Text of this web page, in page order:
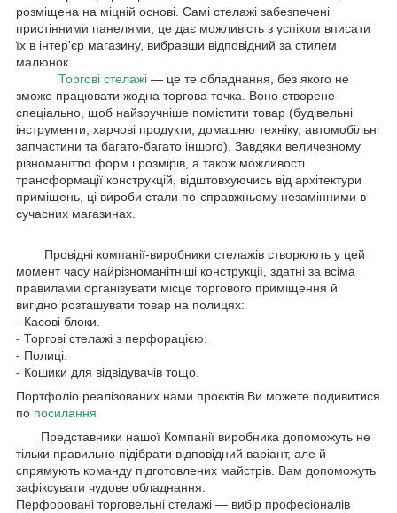
розміщена на міцній основі. Самі стелажі забезпечені
пристінними панелями, це дає можливість з успіхом вписати
їх в інтер'єр магазину, вибравши відповідний за стилем
малюнок.
Торгові стелажі — це те обладнання, без якого не
зможе працювати жодна торгова точка. Воно створене
спеціально, щоб найзручніше помістити товар (будівельні
інструменти, харчові продукти, домашню техніку, автомобільні
запчастини та багато-багато іншого). Завдяки величезному
різноманіттю форм і розмірів, а також можливості
трансформації конструкцій, відштовхуючись від архітектури
приміщень, ці вироби стали по-справжньому незамінними в
сучасних магазинах.
Провідні компанії-виробники стелажів створюють у цей
момент часу найрізноманітніші конструкції, здатні за всіма
правилами організувати місце торгового приміщення й
вигідно розташувати товар на полицях:
- Касові блоки.
- Торгові стелажі з перфорацією.
- Полиці.
- Кошики для відвідувачів тощо.
Портфоліо реалізованих нами проєктів Ви можете подивитися
по посилання
Представники нашої Компанії виробника допоможуть не
тільки правильно підібрати відповідний варіант, але й
спрямують команду підготовлених майстрів. Вам допоможуть
зафіксувати чудове обладнання.
Перфоровані торговельні стелажі — вибір професіоналів